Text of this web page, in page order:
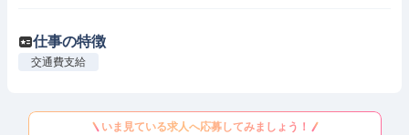
仕事の特徴
交通費支給
いま見ている求人へ応募してみましょう！